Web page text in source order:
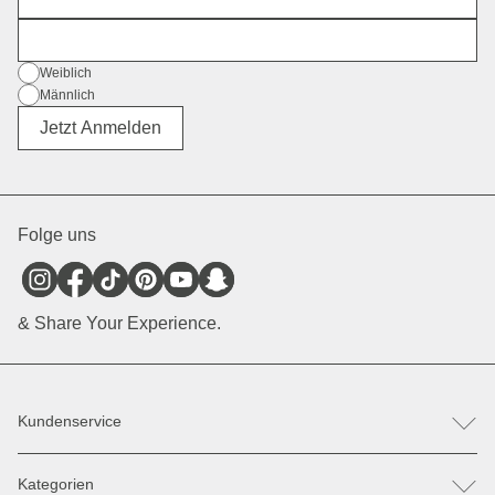
Geschlecht
Weiblich
Männlich
Jetzt Anmelden
Folge uns
& Share Your Experience.
Kundenservice
Hilfe & Kontakt
Kategorien